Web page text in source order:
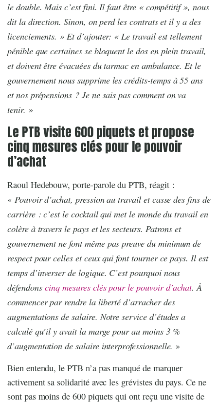
le double. Mais c’est fini. Il faut être « compétitif », nous
dit la direction. Sinon, on perd les contrats et il y a des
licenciements. » Et d’ajouter: « Le travail est tellement
pénible que certaines se bloquent le dos en plein travail,
et doivent être évacuées du tarmac en ambulance. Et le
gouvernement nous supprime les crédits-temps à 55 ans
et nos prépensions ? Je ne sais pas comment on va
tenir. »
Le PTB visite 600 piquets et propose
cinq mesures clés pour le pouvoir
d’achat
Raoul Hedebouw, porte-parole du PTB, réagit :
« Pouvoir d’achat, pression au travail et casse des fins de
carrière : c’est le cocktail qui met le monde du travail en
colère à travers le pays et les secteurs. Patrons et
gouvernement ne font même pas preuve du minimum de
respect pour celles et ceux qui font tourner ce pays. Il est
temps d’inverser de logique. C’est pourquoi nous
défendonscinq mesures clés pour le pouvoir d’achat. À
commencer par rendre la liberté d’arracher des
augmentations de salaire. Notre service d’études a
calculé qu’il y avait la marge pour au moins 3 %
d’augmentation de salaire interprofessionnelle. »
Bien entendu, le PTB n’a pas manqué de marquer
activement sa solidarité avec les grévistes du pays. Ce ne
sont pas moins de 600 piquets qui ont reçu une visite de